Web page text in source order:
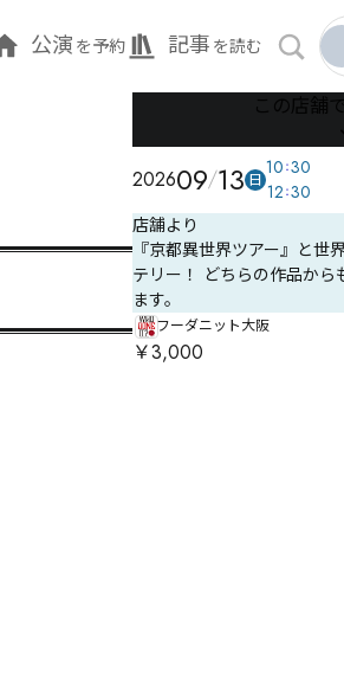
公演 を予約 記事 を読む
この店舗
202609 13 日
10 30
12 30
店舗より
『京都異世界ツアー』と世
テリー！ どちらの作品か
ます。
フーダニット大阪
￥3,000